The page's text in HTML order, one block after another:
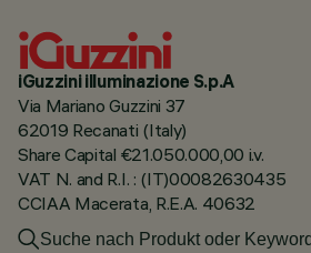
iGuzzini illuminazione S.p.A
Via Mariano Guzzini 37
62019 Recanati (Italy)
Share Capital €21.050.000,00 i.v.
VAT N. and R.I. : (IT)00082630435
CCIAA Macerata, R.E.A. 40632